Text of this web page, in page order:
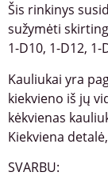
Šis rinkinys
sužymėti
1-D10, 1-D12, 1-
Kauliukai yra
kiekvieno iš jų
kėkvienas
Kiekviena
SVARBU: